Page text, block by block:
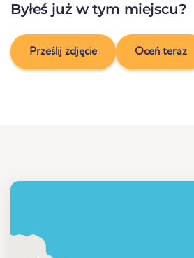
Byłeś już w tym miejscu?
Prześlij zdjęcie Oceń teraz